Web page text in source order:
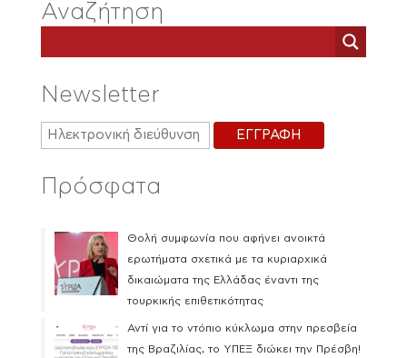
Αναζήτηση
Newsletter
Πρόσφατα
Θολή συμφωνία που αφήνει ανοικτά
ερωτήματα σχετικά με τα κυριαρχικά
δικαιώματα της Ελλάδας έναντι της
τουρκικής επιθετικότητας
Αντί για το ντόπιο κύκλωμα στην πρεσβεία
της Βραζιλίας, το ΥΠΕΞ διώκει την Πρέσβη!